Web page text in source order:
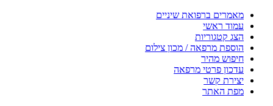
מאמרים ברפואת שיניים
עמוד ראשי
הצג קטגוריות
הוספת מרפאה / מכון צילום
חיפוש מהיר
עדכון פרטי מרפאה
יצירת קשר
מפת האתר